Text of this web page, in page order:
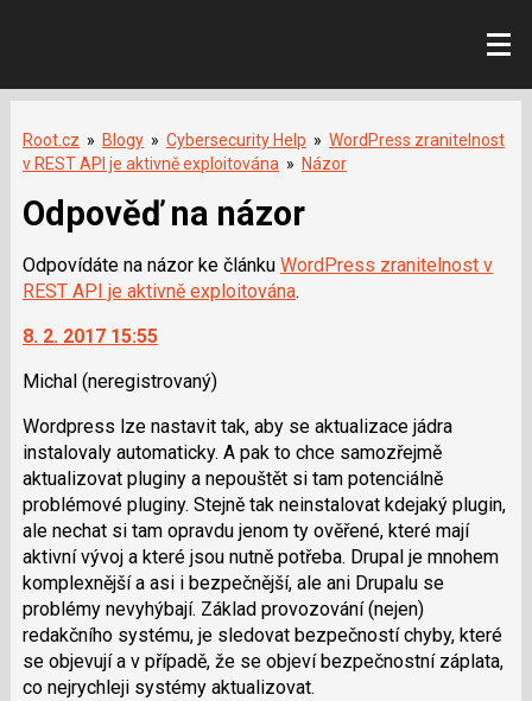
Root.cz » Blogy » Cybersecurity Help » WordPress zranitelnost
v REST API je aktivně exploitována » Názor
Odpověď na názor
Odpovídáte na názor ke článku WordPress zranitelnost v
REST API je aktivně exploitována.
8. 2. 2017 15:55
Michal (neregistrovaný)
Wordpress lze nastavit tak, aby se aktualizace jádra
instalovaly automaticky. A pak to chce samozřejmě
aktualizovat pluginy a nepouštět si tam potenciálně
problémové pluginy. Stejně tak neinstalovat kdejaký plugin,
ale nechat si tam opravdu jenom ty ověřené, které mají
aktivní vývoj a které jsou nutně potřeba. Drupal je mnohem
komplexnější a asi i bezpečnější, ale ani Drupalu se
problémy nevyhýbají. Základ provozování (nejen)
redakčního systému, je sledovat bezpečností chyby, které
se objevují a v případě, že se objeví bezpečnostní záplata,
co nejrychleji systémy aktualizovat.